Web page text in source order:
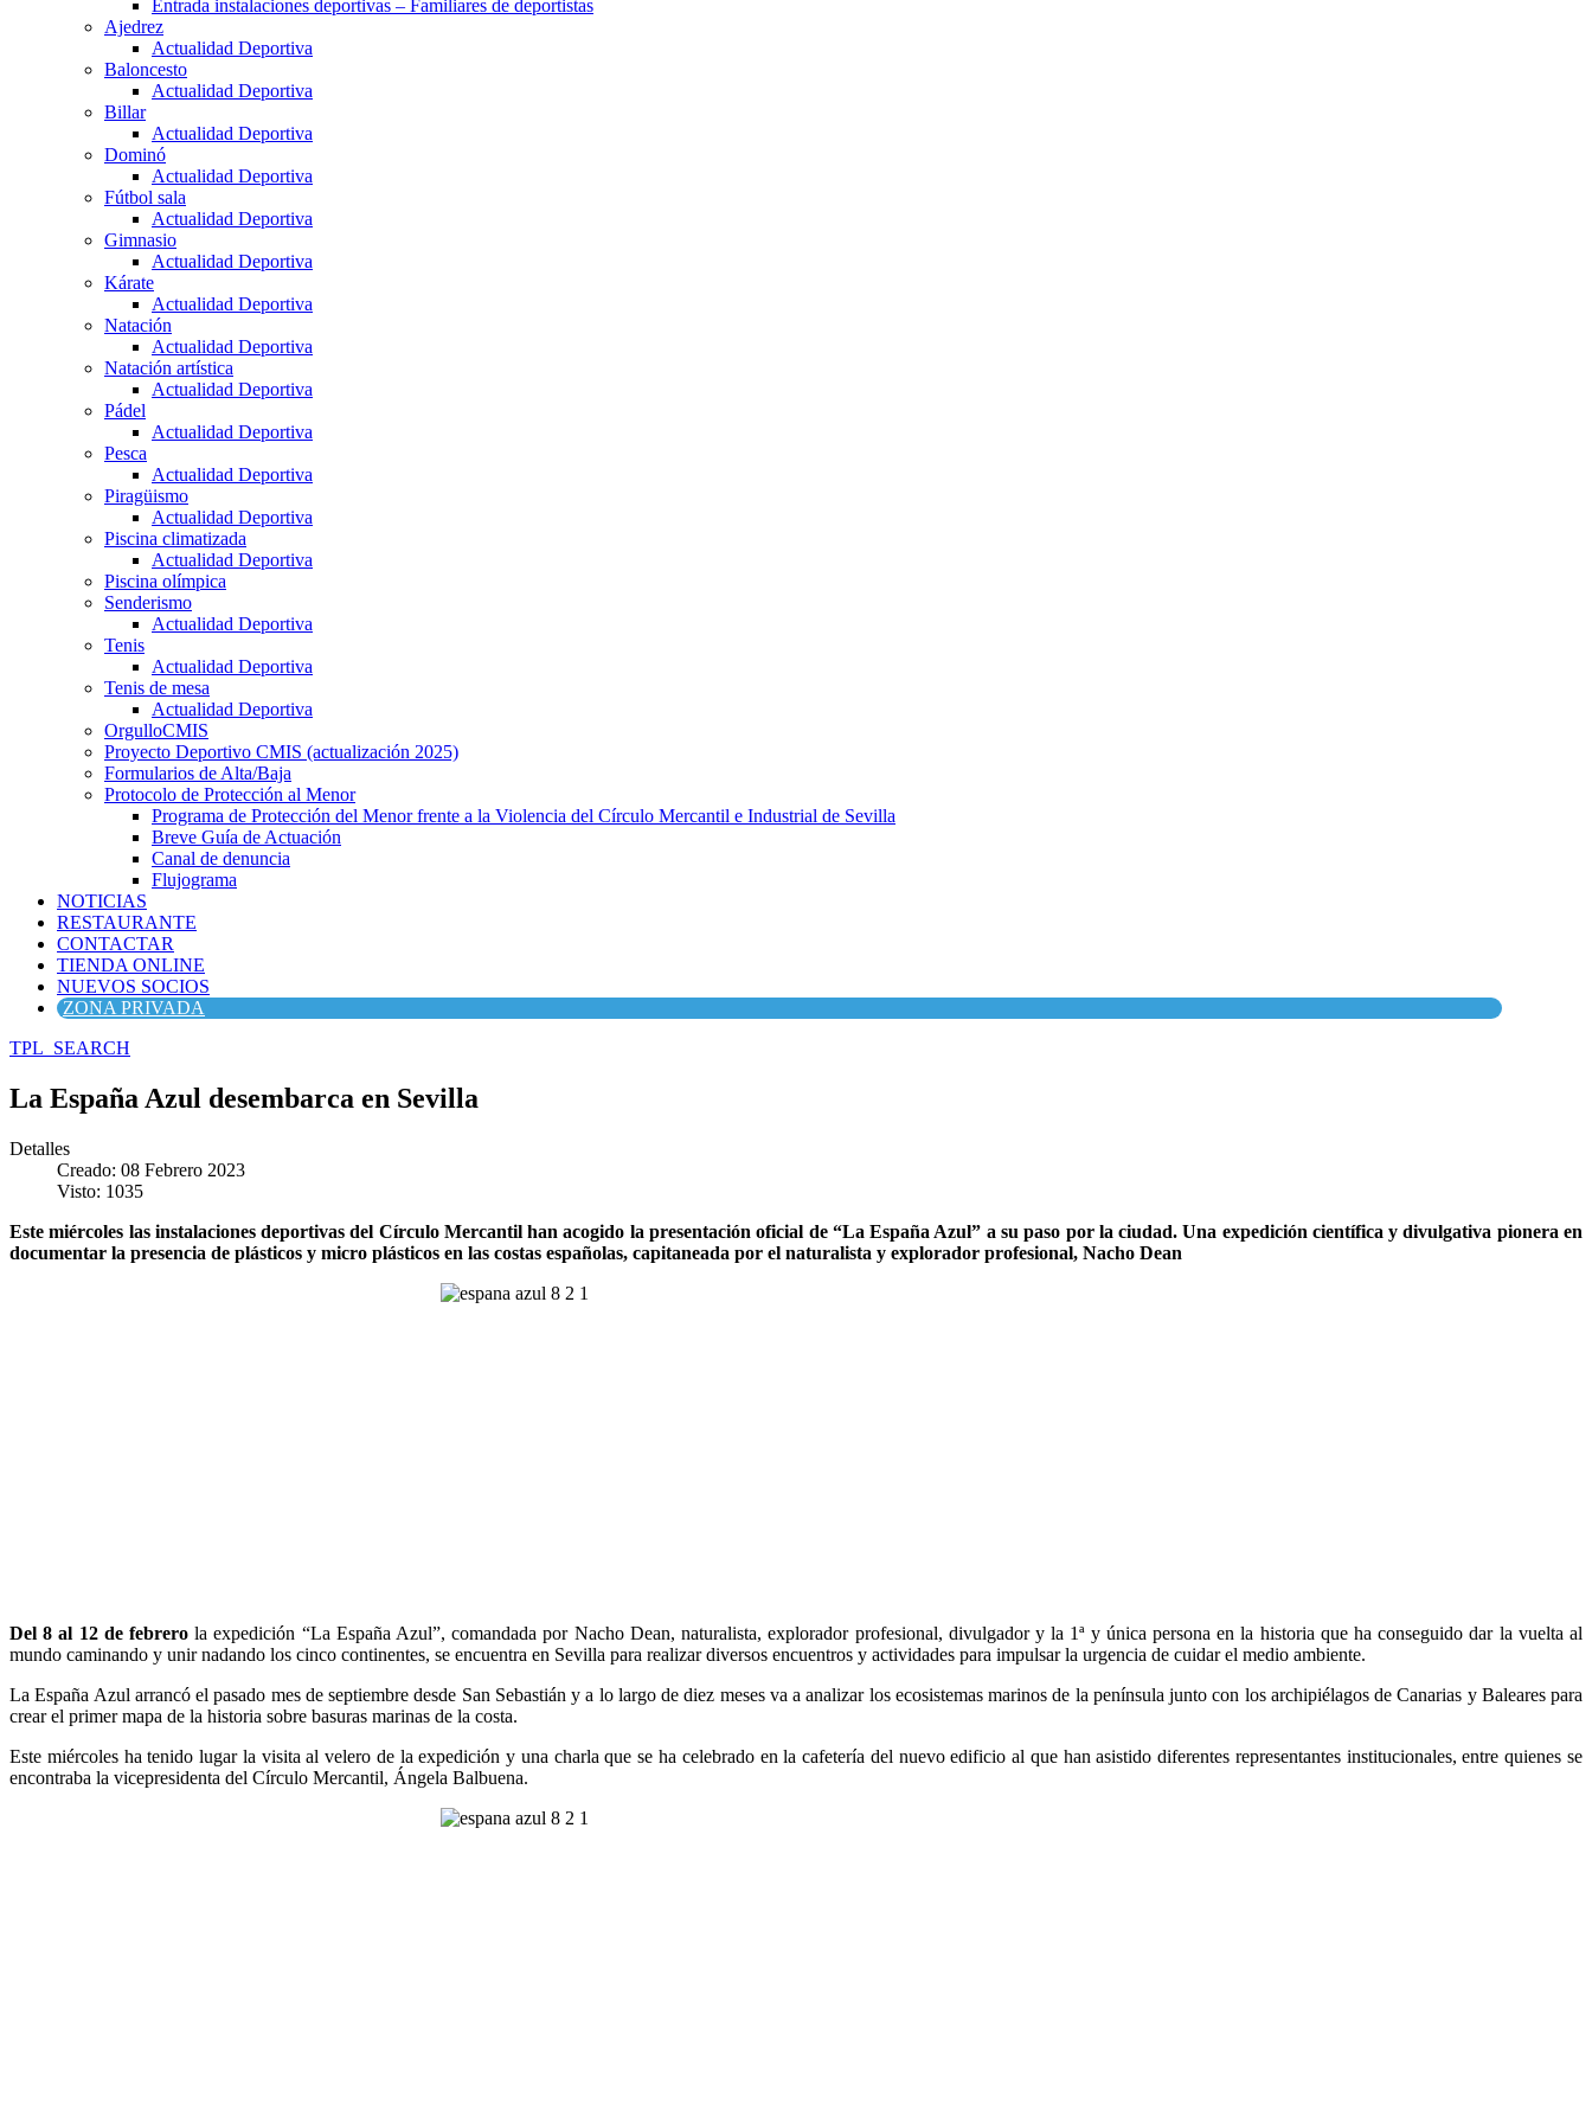
Entrada instalaciones deportivas – Familiares de deportistas
Ajedrez
Actualidad Deportiva
Baloncesto
Actualidad Deportiva
Billar
Actualidad Deportiva
Dominó
Actualidad Deportiva
Fútbol sala
Actualidad Deportiva
Gimnasio
Actualidad Deportiva
Kárate
Actualidad Deportiva
Natación
Actualidad Deportiva
Natación artística
Actualidad Deportiva
Pádel
Actualidad Deportiva
Pesca
Actualidad Deportiva
Piragüismo
Actualidad Deportiva
Piscina climatizada
Actualidad Deportiva
Piscina olímpica
Senderismo
Actualidad Deportiva
Tenis
Actualidad Deportiva
Tenis de mesa
Actualidad Deportiva
OrgulloCMIS
Proyecto Deportivo CMIS (actualización 2025)
Formularios de Alta/Baja
Protocolo de Protección al Menor
Programa de Protección del Menor frente a la Violencia del Círculo Mercantil e Industrial de Sevilla
Breve Guía de Actuación
Canal de denuncia
Flujograma
NOTICIAS
RESTAURANTE
CONTACTAR
TIENDA ONLINE
NUEVOS SOCIOS
ZONA PRIVADA
TPL_SEARCH
La España Azul desembarca en Sevilla
Detalles
Creado: 08 Febrero 2023
Visto: 1035
Este miércoles las instalaciones deportivas del Círculo Mercantil han acogido la presentación oficial de “La España Azul” a su paso por la ciudad. Una expedición científica y divulgativa pionera en
documentar la presencia de plásticos y micro plásticos en las costas españolas, capitaneada por el naturalista y explorador profesional, Nacho Dean
Del 8 al 12 de febrero la expedición “La España Azul”, comandada por Nacho Dean, naturalista, explorador profesional, divulgador y la 1ª y única persona en la historia que ha conseguido dar la vuelta al
mundo caminando y unir nadando los cinco continentes, se encuentra en Sevilla para realizar diversos encuentros y actividades para impulsar la urgencia de cuidar el medio ambiente.
La España Azul arrancó el pasado mes de septiembre desde San Sebastián y a lo largo de diez meses va a analizar los ecosistemas marinos de la península junto con los archipiélagos de Canarias y Baleares para
crear el primer mapa de la historia sobre basuras marinas de la costa.
Este miércoles ha tenido lugar la visita al velero de la expedición y una charla que se ha celebrado en la cafetería del nuevo edificio al que han asistido diferentes representantes institucionales, entre quienes se
encontraba la vicepresidenta del Círculo Mercantil, Ángela Balbuena.